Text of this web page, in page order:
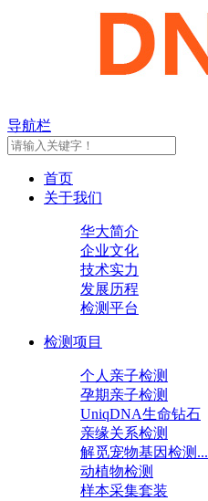
导航栏
首页
关于我们
华大简介
企业文化
技术实力
发展历程
检测平台
检测项目
个人亲子检测
孕期亲子检测
UniqDNA生命钻石
亲缘关系检测
解觅宠物基因检测...
动植物检测
样本采集套装